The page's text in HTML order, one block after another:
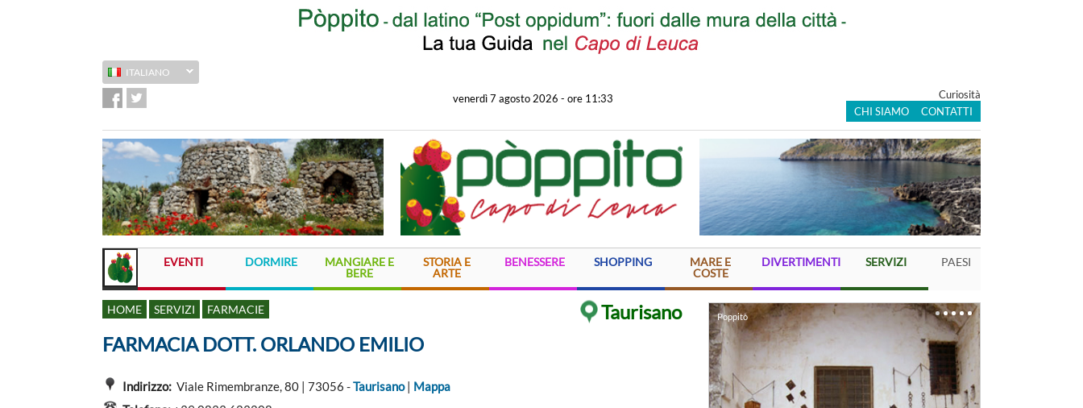
ITALIANO
venerdì 7 agosto 2026 - ore 11:33
Curiosità
CHI SIAMO
CONTATTI
EVENTI DORMIRE
MANGIARE E
BERE
STORIA E
ARTE
BENESSERE SHOPPING
MARE E
COSTE
DIVERTIMENTI SERVIZI PAESI
HOME SERVIZI FARMACIE
Taurisano
FARMACIA DOTT. ORLANDO EMILIO
Indirizzo: Viale Rimembranze, 80 | 73056 -Taurisano| Mappa
Poppitò